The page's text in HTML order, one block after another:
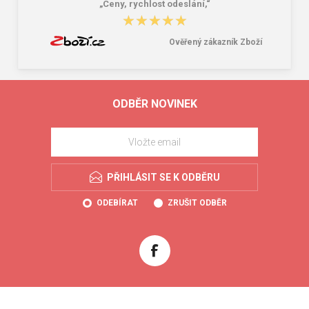
„Ceny, rychlost odeslání,“
★★★★★
★★★★★
Ověřený zákazník Zboží
ODBĚR NOVINEK
PŘIHLÁSIT SE K ODBĚRU
ODEBÍRAT ZRUŠIT ODBĚR